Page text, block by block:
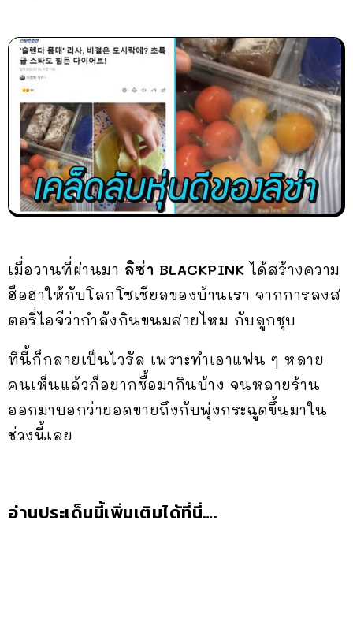
เมื่อวานที่ผ่านมา ลิซ่า BLACKPINK ได้สร้างความ
ฮือฮาให้กับโลกโซเชียลของบ้านเรา จากการลงส
ตอรี่ไอจีว่ากำลังกินขนมสายไหม กับลูกชุบ
ทีนี้ก็กลายเป็นไวรัล เพราะทำเอาแฟน ๆ หลาย
คนเห็นแล้วก็อยากซื้อมากินบ้าง จนหลายร้าน
ออกมาบอกว่ายอดขายถึงกับพุ่งกระฉูดขึ้นมาใน
ช่วงนี้เลย
อ่านประเด็นนี้เพิ่มเติมได้ที่นี่….